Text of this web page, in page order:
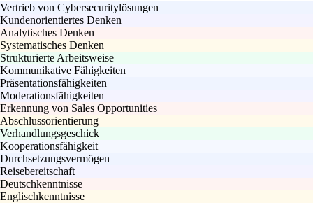
Vertrieb von Cybersecuritylösungen
Kundenorientiertes Denken
Analytisches Denken
Systematisches Denken
Strukturierte Arbeitsweise
Kommunikative Fähigkeiten
Präsentationsfähigkeiten
Moderationsfähigkeiten
Erkennung von Sales Opportunities
Abschlussorientierung
Verhandlungsgeschick
Kooperationsfähigkeit
Durchsetzungsvermögen
Reisebereitschaft
Deutschkenntnisse
Englischkenntnisse